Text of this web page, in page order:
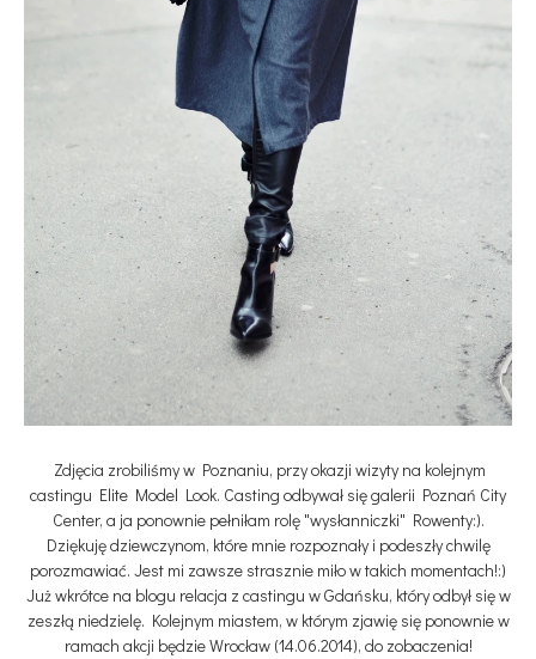
Zdjęcia zrobiliśmy w Poznaniu, przy okazji wizyty na kolejnym
castingu Elite Model Look. Casting odbywał się galerii Poznań City
Center, a ja ponownie pełniłam rolę "wysłanniczki" Rowenty:).
Dziękuję dziewczynom, które mnie rozpoznały i podeszły chwilę
porozmawiać. Jest mi zawsze strasznie miło w takich momentach!:)
Już wkrótce na blogu relacja z castingu w Gdańsku, który odbył się w
zeszłą niedzielę. Kolejnym miastem, w którym zjawię się ponownie w
ramach akcji będzie Wrocław (14.06.2014), do zobaczenia!